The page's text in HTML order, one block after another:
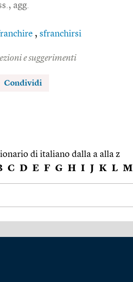
agg.
, sfranchirsi
e suggerimenti
Condividi
di italiano dalla a alla z
C D E F G H I J K L M